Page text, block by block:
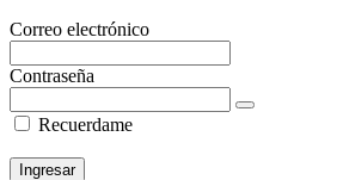
Correo electrónico
Contraseña
Recuerdame